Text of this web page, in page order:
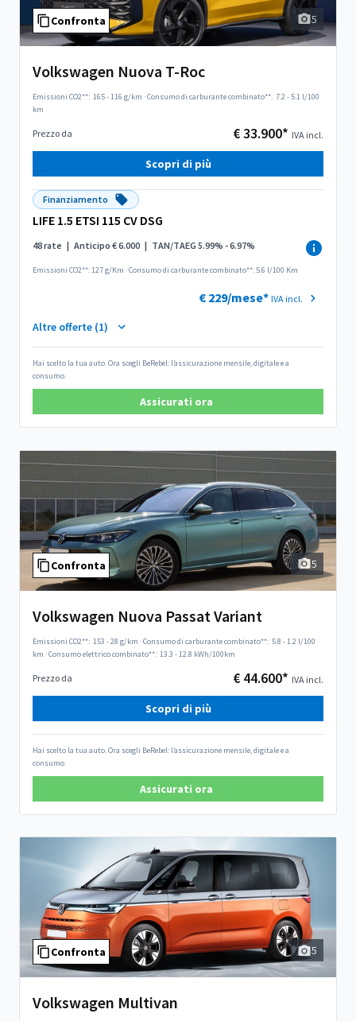
Confronta 5
Volkswagen Nuova T-Roc
Emissioni CO2**: 165 - 116 g/km ·Consumo di carburante combinato**: 7.2 - 5.1 l/100
km
Prezzo da € 33.900* IVA incl.
Scopri di più
Finanziamento
LIFE 1.5 ETSI 115 CV DSG
48 rate | Anticipo € 6.000 | TAN/TAEG 5.99% - 6.97%
Emissioni CO2**: 127 g/Km ·Consumo di carburante combinato**: 5.6 l/100 Km
€ 229/mese* IVA incl.
Altre offerte (1)
Hai scelto la tua auto. Ora scegli BeRebel: l’assicurazione mensile, digitale e a
consumo.
Assicurati ora
Confronta 5
Volkswagen Nuova Passat Variant
Emissioni CO2**: 153 - 28 g/km ·Consumo di carburante combinato**: 5.8 - 1.2 l/100
km ·Consumo elettrico combinato**: 13.3 - 12.8 kWh/100km
Prezzo da € 44.600* IVA incl.
Scopri di più
Hai scelto la tua auto. Ora scegli BeRebel: l’assicurazione mensile, digitale e a
consumo.
Assicurati ora
Confronta 5
Volkswagen Multivan